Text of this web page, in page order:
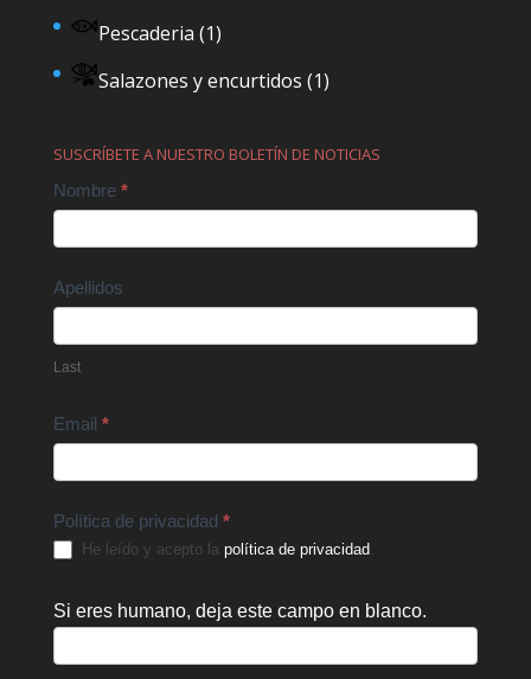
Pescaderia (1)
Salazones y encurtidos (1)
SUSCRÍBETE A NUESTRO BOLETÍN DE NOTICIAS
Contact
Nombre *
Apellidos
Last
Email *
Política de privacidad *
He leído y acepto la política de privacidad
Si eres humano, deja este campo en blanco.